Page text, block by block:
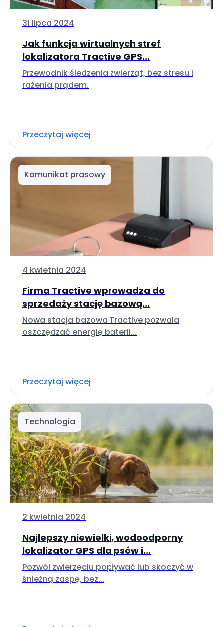
31 lipca 2024
Jak funkcja wirtualnych stref
lokalizatora Tractive GPS...
Przewodnik śledzenia zwierząt, bez stresu i
rażenia prądem.
Przeczytaj więcej
Komunikat prasowy
4 kwietnia 2024
Firma Tractive wprowadza do
sprzedaży stację bazową...
Nowa stacja bazowa Tractive pozwala
oszczędzać energię baterii...
Przeczytaj więcej
Technologia
2 kwietnia 2024
Najlepszy niewielki, wodoodporny
lokalizator GPS dla psów i...
Pozwól zwierzęciu popływać lub skoczyć w
śnieżną zaspę, bez...